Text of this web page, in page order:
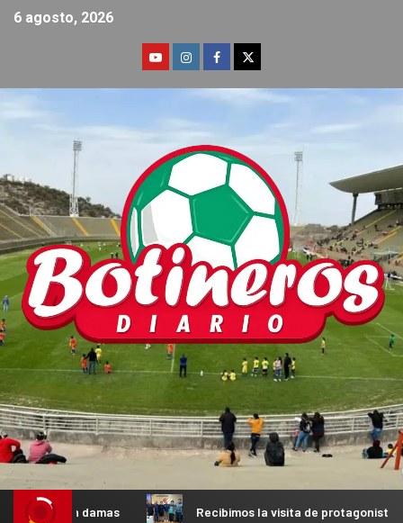
6 agosto, 2026
Recibimos la visita de protagonistas del MX para